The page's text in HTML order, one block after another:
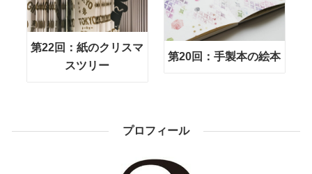
第22回：紙のクリスマ
スツリー
第20回：手製本の絵本
プロフィール